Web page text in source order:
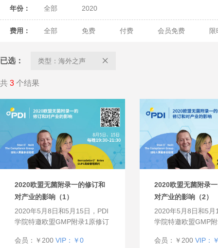
年份： 全部 2020
费用： 全部 免费 付费 会员免费
已选： 类型：海外之声
共 3 个结果
2020欧盟无菌附录一的修订和
对产业的影响（1）
2020年5月8日和5月15日，PDI
学院特邀欧盟GMP附录1原修订
级管理顾问Bernadette O’Brien
会员：￥200 VIP：￥0
2020欧盟无菌附录
对产业的影响（2）
2020年5月8日和5月
学院特邀欧盟GMP
级管理顾问
会员：￥200 VIP：